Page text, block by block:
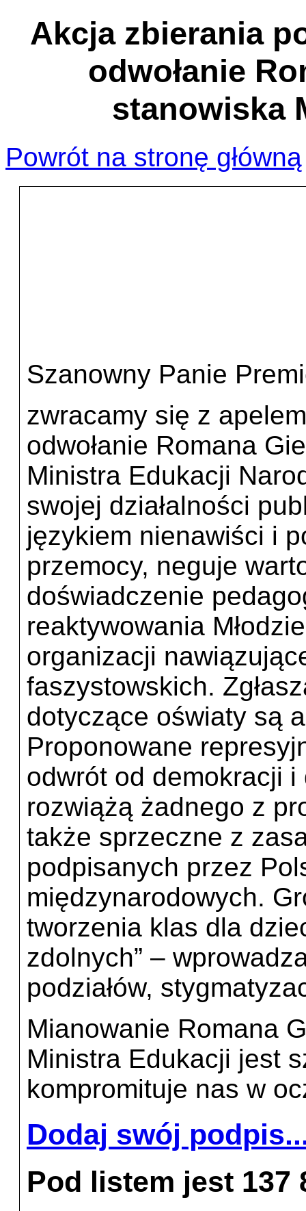
Akcja zbierania
odwołanie
stanowiska
Powrót na stronę główną
Szanowny Panie
zwracamy się z
odwołanie Romana
Ministra Edukacji
swojej działalności
językiem nienawiści i
przemocy, neguje
doświadczenie
reaktywowania
organizacji
faszystowskich.
dotyczące oświaty są
Proponowane
odwrót od demokracji
rozwiążą żadnego z
także sprzeczne z
podpisanych przez
międzynarodowych.
tworzenia klas dla
zdolnych” –
podziałów,
Mianowanie Romana
Ministra Edukacji jest
kompromituje nas w
Dodaj swój
Pod listem jest 137